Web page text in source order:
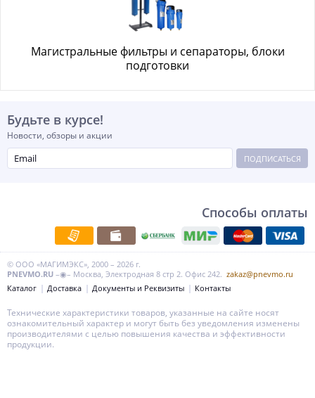
Магистральные фильтры и сепараторы, блоки
подготовки
Будьте в курсе!
Новости, обзоры и акции
ПОДПИСАТЬСЯ
Способы оплаты
© ООО «МАГИМЭКС», 2000 – 2026 г.
PNEVMO.RU –◉– Москва, Электродная 8 стр 2. Офис 242. zakaz@pnevmo.ru
Каталог
Доставка Документы и Реквизиты Контакты
Технические характеристики товаров, указанные на сайте носят
ознакомительный характер и могут быть без уведомления изменены
производителями с целью повышения качества и эффективности
продукции.